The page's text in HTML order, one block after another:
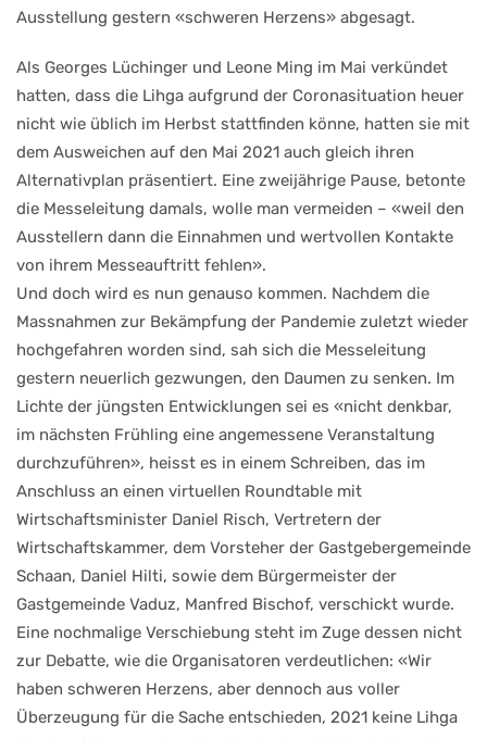
Ausstellung gestern «schweren Herzens» abgesagt.
Als Georges Lüchinger und Leone Ming im Mai verkündet
hatten, dass die Lihga aufgrund der Coronasituation heuer
nicht wie üblich im Herbst stattfinden könne, hatten sie mit
dem Ausweichen auf den Mai 2021 auch gleich ihren
Alternativplan präsentiert. Eine zweijährige Pause, betonte
die Messeleitung damals, wolle man vermeiden – «weil den
Ausstellern dann die Einnahmen und wertvollen Kontakte
von ihrem Messeauftritt fehlen».
Und doch wird es nun genauso kommen. Nachdem die
Massnahmen zur Bekämpfung der Pandemie zuletzt wieder
hochgefahren worden sind, sah sich die Messeleitung
gestern neuerlich gezwungen, den Daumen zu senken. Im
Lichte der jüngsten Entwicklungen sei es «nicht denkbar,
im nächsten Frühling eine angemessene Veranstaltung
durchzuführen», heisst es in einem Schreiben, das im
Anschluss an einen virtuellen Roundtable mit
Wirtschaftsminister Daniel Risch, Vertretern der
Wirtschaftskammer, dem Vorsteher der Gastgebergemeinde
Schaan, Daniel Hilti, sowie dem Bürgermeister der
Gastgemeinde Vaduz, Manfred Bischof, verschickt wurde.
Eine nochmalige Verschiebung steht im Zuge dessen nicht
zur Debatte, wie die Organisatoren verdeutlichen: «Wir
haben schweren Herzens, aber dennoch aus voller
Überzeugung für die Sache entschieden, 2021 keine Lihga